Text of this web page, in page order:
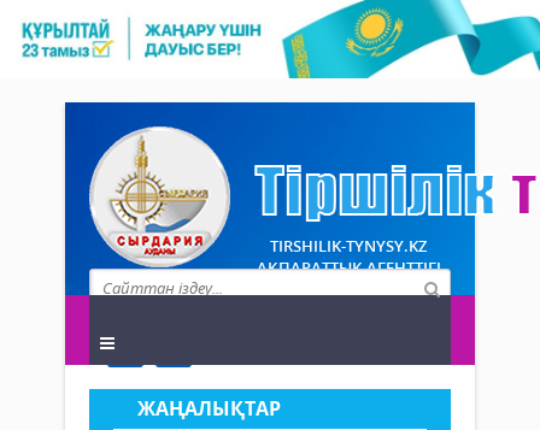
TIRSHILIK-TYNYSY.KZ
АҚПАРАТТЫҚ АГЕНТТІГІ
ЖАҢАЛЫҚТАР